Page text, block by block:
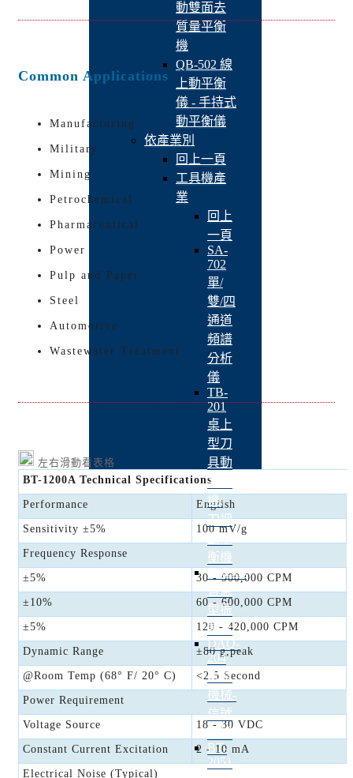
動雙面去
質量平衡
機
QB-502 線
上動平衡
儀 - 手持式
動平衡儀
依產業別
回上一頁
工具機產
業
回上
一頁
SA-
702
單/
雙/四
通道
頻譜
分析
儀
TB-
201
桌上
型刀
具動
平衡
機,
刀把
衡機
VM369
智慧
型振
動計
DAQ-
204
智慧
機械-
信號
模組
BT-
2051
Common Applications
Manufacturing
Military
Mining
Petrochemical
Pharmaceutical
Power
Pulp and Paper
Steel
Automotive
Wastewater Treatment
左右滑動看表格
BT-1200A Technical Specifications
Performance English
Sensitivity ±5% 100 mV/g
Frequency Response
±5% 30 - 900,000 CPM
±10% 60 - 600,000 CPM
±5% 120 - 420,000 CPM
Dynamic Range ±80 g,peak
@Room Temp (68° F/ 20° C) <2.5 Second
Power Requirement
Voltage Source 18 - 30 VDC
Constant Current Excitation 2 - 10 mA
Electrical Noise (Typical)